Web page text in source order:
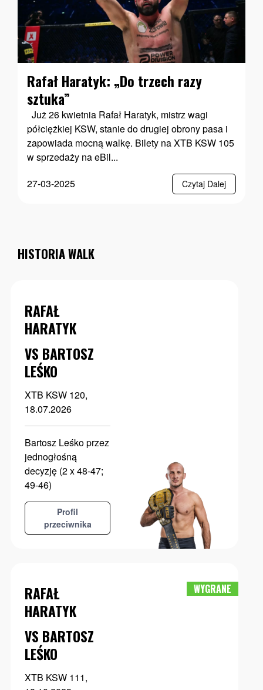
Rafał Haratyk: „Do trzech razy
sztuka”
Już 26 kwietnia Rafał Haratyk, mistrz wagi
półciężkiej KSW, stanie do drugiej obrony pasa i
zapowiada mocną walkę. Bilety na XTB KSW 105
w sprzedaży na eBil...
27-03-2025
Czytaj Dalej
HISTORIA WALK
RAFAŁ
HARATYK
VS BARTOSZ
LEŚKO
XTB KSW 120,
18.07.2026
Bartosz Leśko przez
jednogłośną
decyzję (2 x 48-47;
49-46)
Profil
przeciwnika
RAFAŁ
HARATYK
VS BARTOSZ
LEŚKO
XTB KSW 111,
WYGRANE